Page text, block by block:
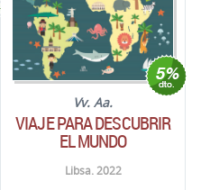
Vv. Aa.
VIAJE PARA DESCUBRIR
EL MUNDO
Libsa. 2022